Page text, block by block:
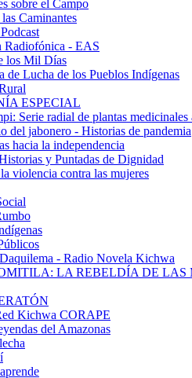
sobre el Campo
Caminantes
Radiofónica - EAS
los Mil Días
de Lucha de los Pueblos Indígenas
ESPECIAL
Serie radial de plantas medicinales
del jabonero - Historias de pandemia
hacia la independencia
y Puntadas de Dignidad
violencia contra las mujeres
- Radio Novela Kichwa
LA REBELDÍA DE
Kichwa CORAPE
del Amazonas